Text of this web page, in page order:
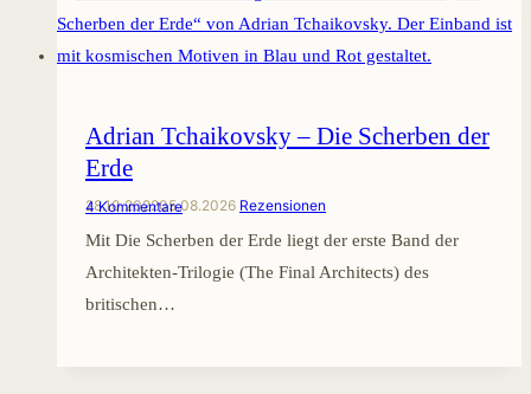
Adrian Tchaikovsky – Die Scherben der
Erde
28.10.202205.08.2026 Rezensionen
4 Kommentare
Mit Die Scherben der Erde liegt der erste Band der
Architekten-Trilogie (The Final Architects) des
britischen…